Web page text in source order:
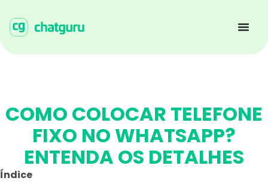
COMO COLOCAR TELEFONE
FIXO NO WHATSAPP?
ENTENDA OS DETALHES
Índice